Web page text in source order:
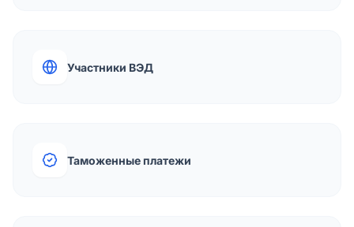
Участники ВЭД
Таможенные платежи